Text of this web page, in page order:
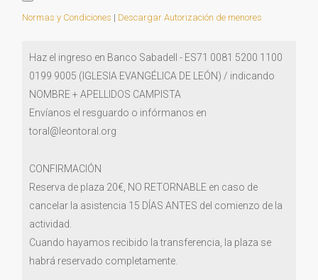
Normas y Condiciones | Descargar Autorización de menores
Haz el ingreso en Banco Sabadell - ES71 0081 5200 1100
0199 9005 (IGLESIA EVANGÉLICA DE LEÓN) / indicando
NOMBRE + APELLIDOS CAMPISTA
Envíanos el resguardo o infórmanos en
toral@leontoral.org
CONFIRMACIÓN
Reserva de plaza 20€, NO RETORNABLE en caso de
cancelar la asistencia 15 DÍAS ANTES del comienzo de la
actividad.
Cuando hayamos recibido la transferencia, la plaza se
habrá reservado completamente.